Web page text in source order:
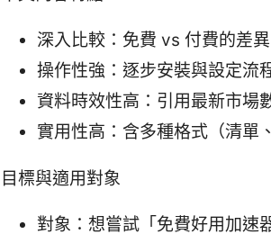
深入比較：免費 vs 付費的差
操作性強：逐步安裝與設定流
資料時效性高：引用最新市場
實用性高：含多種格式（清單
目標與適用對象
對象：想嘗試「免費好用加速